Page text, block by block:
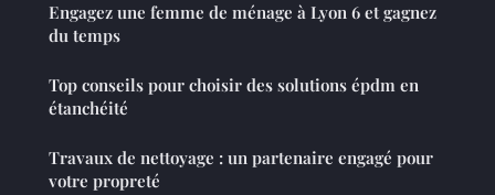
Engagez une femme de ménage à Lyon 6 et gagnez
du temps
Top conseils pour choisir des solutions épdm en
étanchéité
Travaux de nettoyage : un partenaire engagé pour
votre propreté